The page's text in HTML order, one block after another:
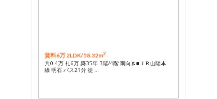
賃料6万 2LDK/58.32m2
共0.4万 礼6万 築35年 3階/4階 南向き■ＪＲ山陽本
線 明石 バス21分 徒 …